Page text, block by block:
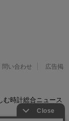
問い合わせ
広告掲
時計総合ニュース